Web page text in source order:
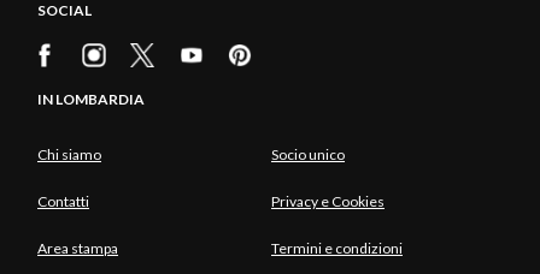
SOCIAL
IN LOMBARDIA
Chi siamo Socio unico
Contatti Privacy e Cookies
Area stampa Termini e condizioni